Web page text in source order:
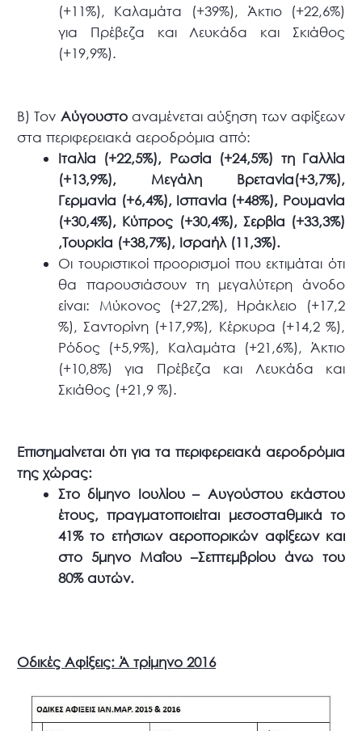
(+11%), Καλαμάτα (+39%), Άκτιο (+22,6%)
για Πρέβεζα και Λευκάδα και Σκιάθος
(+19,9%).
Β) Τον Αύγουστοαναμένεται αύξηση των αφίξεων
στα περιφερειακά αεροδρόμια από:
Ιταλία (+22,5%), Ρωσία (+24,5%) τη Γαλλία
(+13,9%), Μεγάλη Βρετανία(+3,7%),
Γερμανία (+6,4%), Ισπανία (+48%), Ρουμανία
(+30,4%), Κύπρος (+30,4%), Σερβία (+33,3%)
,Τουρκία (+38,7%), Ισραήλ (11,3%).
Οι τουριστικοί προορισμοί που εκτιμάται ότι
θα παρουσιάσουν τη μεγαλύτερη άνοδο
είναι: Μύκονος (+27,2%), Ηράκλειο (+17,2
%), Σαντορίνη (+17,9%), Κέρκυρα (+14,2 %),
Ρόδος (+5,9%), Καλαμάτα (+21,6%), Άκτιο
(+10,8%) για Πρέβεζα και Λευκάδα και
Σκιάθος (+21,9 %).
Επισημαίνεται ότι για τα περιφερειακά αεροδρόμια
της χώρας:
Στο δίμηνο Ιουλίου – Αυγούστου εκάστου
έτους, πραγματοποιείται μεσοσταθμικά το
41% το ετήσιων αεροπορικών αφίξεων και
στο 5μηνο Μαΐου –Σεπτεμβρίου άνω του
80% αυτών.
Οδικές Αφίξεις: Ά τρίμηνο 2016